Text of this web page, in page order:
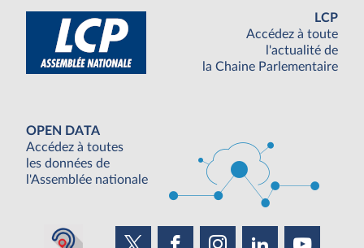
LCP
Accédez à toute
l'actualité de
la Chaine Parlementaire
OPEN DATA
Accédez à toutes
les données de
l'Assemblée nationale